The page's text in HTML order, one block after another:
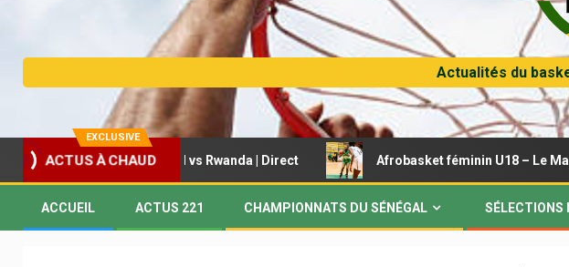
Actualités du
EXCLUSIVE
ACTUS À CHAUD
U18 – Sénégal vs Rwanda | Direct Afrobasket féminin U18 – Le Mali
ACCUEIL ACTUS 221 CHAMPIONNATS DU SÉNÉGAL SÉLECTIONS